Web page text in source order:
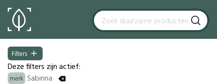
Filters
Filters
Deze filters zijn actief:
merk Sabinna